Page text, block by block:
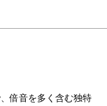
倍音を多く含む独特